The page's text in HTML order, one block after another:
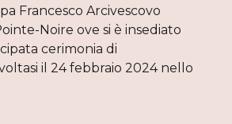
Francesco Arcivescovo
Noire ove si è insediato
cerimonia di
il 24 febbraio 2024 nello